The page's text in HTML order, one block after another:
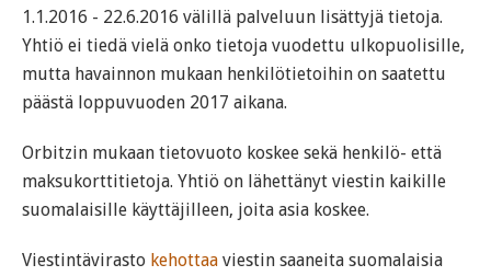
1.1.2016 - 22.6.2016 välillä palveluun lisättyjä tietoja.
Yhtiö ei tiedä vielä onko tietoja vuodettu ulkopuolisille,
mutta havainnon mukaan henkilötietoihin on saatettu
päästä loppuvuoden 2017 aikana.
Orbitzin mukaan tietovuoto koskee sekä henkilö- että
maksukorttitietoja. Yhtiö on lähettänyt viestin kaikille
suomalaisille käyttäjilleen, joita asia koskee.
Viestintävirasto kehottaa viestin saaneita suomalaisia